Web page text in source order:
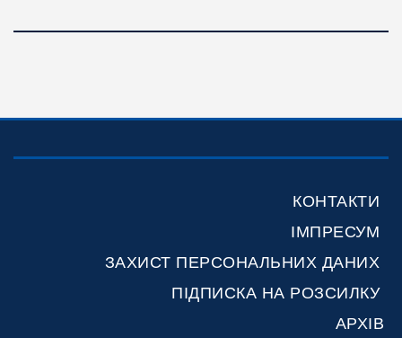
КОНТАКТИ
ІМПРЕСУМ
ЗАХИСТ ПЕРСОНАЛЬНИХ ДАНИХ
ПІДПИСКА НА РОЗСИЛКУ
АРХІВ